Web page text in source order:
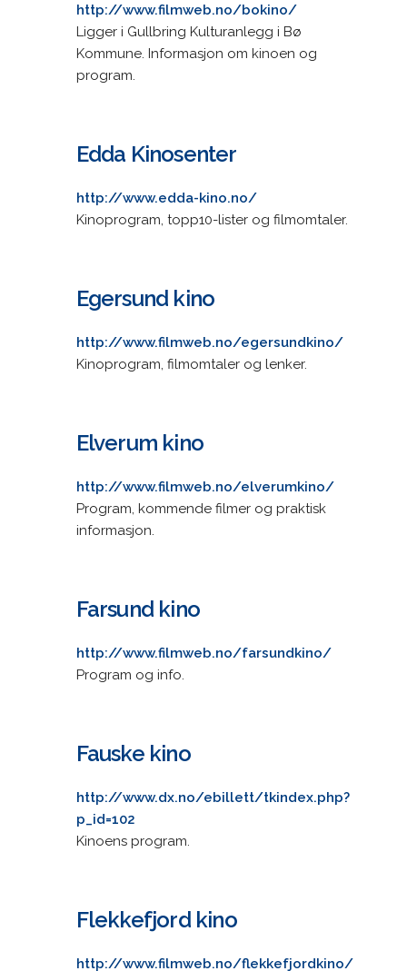
http://www.filmweb.no/bokino/
Ligger i Gullbring Kulturanlegg i Bø
Kommune. Informasjon om kinoen og
program.
Edda Kinosenter
http://www.edda-kino.no/
Kinoprogram, topp10-lister og filmomtaler.
Egersund kino
http://www.filmweb.no/egersundkino/
Kinoprogram, filmomtaler og lenker.
Elverum kino
http://www.filmweb.no/elverumkino/
Program, kommende filmer og praktisk
informasjon.
Farsund kino
http://www.filmweb.no/farsundkino/
Program og info.
Fauske kino
http://www.dx.no/ebillett/tkindex.php?
p_id=102
Kinoens program.
Flekkefjord kino
http://www.filmweb.no/flekkefjordkino/